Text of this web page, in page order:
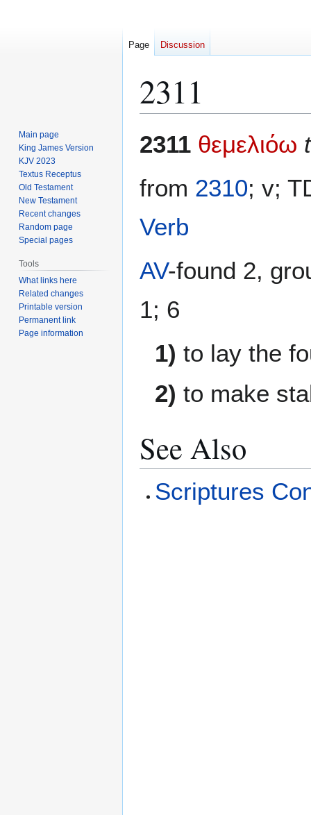
2311
to
to
2311 θεμελιόω
from 2310; v;
Verb
AV-found 2,
1; 6
1) to lay the
2) to make
See Also
Scriptures
Page Discussion
Main page
King James Version
KJV 2023
Textus Receptus
Old Testament
New Testament
Recent changes
Random page
Special pages
Tools
What links here
Related changes
Printable version
Permanent link
Page information